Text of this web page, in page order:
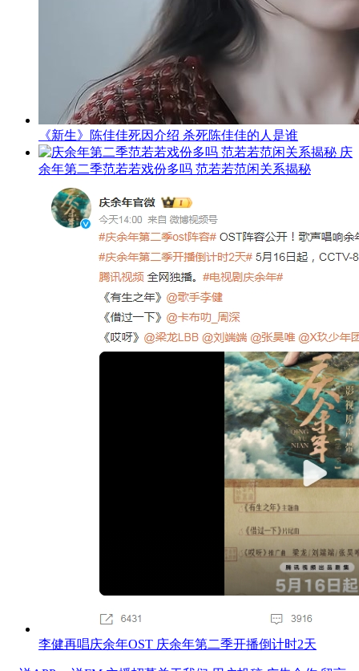
《新生》陈佳佳死因介绍 杀死陈佳佳的人是谁
庆
余年第二季范若若戏份多吗 范若若范闲关系揭秘
李健再唱庆余年OST 庆余年第二季开播倒计时2天